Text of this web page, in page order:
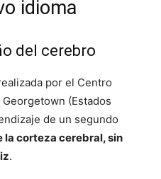
idioma
del cerebro
por el Centro
(Estados
de un segundo
la corteza cerebral, sin
.